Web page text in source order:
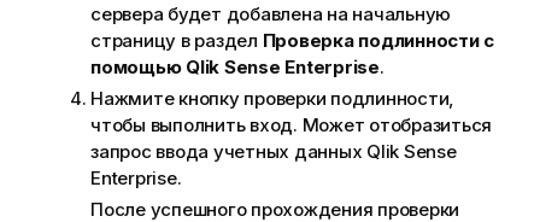
сервера будет добавлена на начальную
страницу в раздел Проверка подлинности с
помощью Qlik Sense Enterprise.
Нажмите кнопку проверки подлинности,
чтобы выполнить вход. Может отобразиться
запрос ввода учетных данных Qlik Sense
Enterprise.
После успешного прохождения проверки